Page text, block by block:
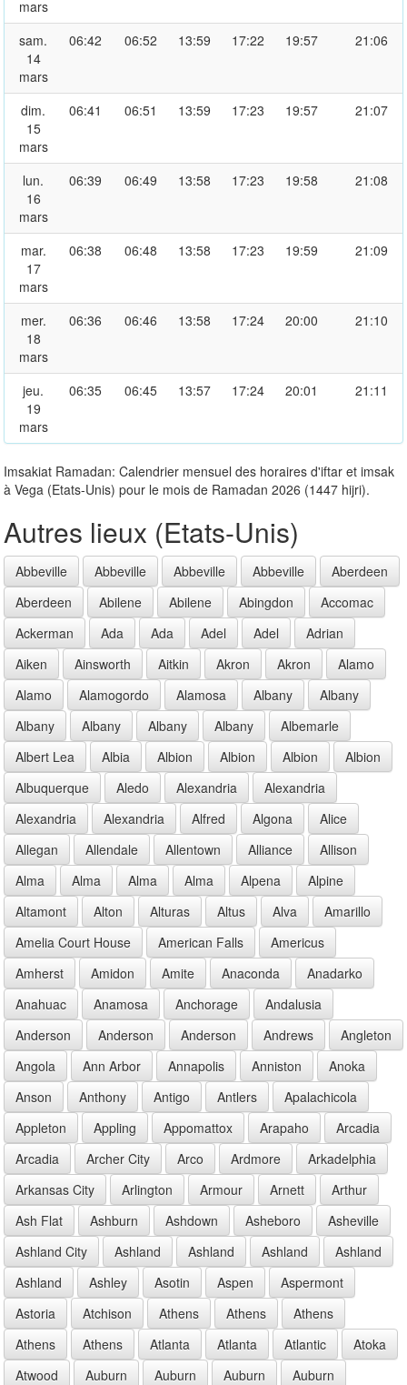
mars
sam.
14
mars
06:42 06:52 13:59 17:22 19:57 21:06
dim.
15
mars
06:41 06:51 13:59 17:23 19:57 21:07
lun.
16
mars
06:39 06:49 13:58 17:23 19:58 21:08
mar.
17
mars
06:38 06:48 13:58 17:23 19:59 21:09
mer.
18
mars
06:36 06:46 13:58 17:24 20:00 21:10
jeu.
19
mars
06:35 06:45 13:57 17:24 20:01 21:11
Imsakiat Ramadan: Calendrier mensuel des horaires d'iftar et imsak
à Vega (Etats-Unis) pour le mois de Ramadan 2026 (1447 hijri).
Autres lieux (Etats-Unis)
Abbeville Abbeville Abbeville Abbeville
Aberdeen
Aberdeen
Abilene Abilene Abingdon
Accomac
Ackerman
Ada Ada Adel Adel
Adrian
Aiken
Ainsworth Aitkin Akron Akron
Alamo
Alamo
Alamogordo Alamosa Albany
Albany
Albany
Albany Albany Albany
Albemarle
Albert Lea
Albia Albion Albion Albion
Albion
Albuquerque
Aledo Alexandria
Alexandria
Alexandria
Alexandria Alfred Algona
Alice
Allegan
Allendale Allentown Alliance
Allison
Alma
Alma Alma Alma Alpena
Alpine
Altamont
Alton Alturas Altus Alva
Amarillo
Amelia Court House
American Falls
Americus
Amherst
Amidon Amite Anaconda
Anadarko
Anahuac
Anamosa Anchorage
Andalusia
Anderson
Anderson Anderson Andrews
Angleton
Angola
Ann Arbor Annapolis Anniston
Anoka
Anson
Anthony Antigo Antlers
Apalachicola
Appleton
Appling Appomattox Arapaho
Arcadia
Arcadia
Archer City Arco Ardmore
Arkadelphia
Arkansas City
Arlington Armour Arnett
Arthur
Ash Flat
Ashburn Ashdown Asheboro
Asheville
Ashland City
Ashland Ashland Ashland
Ashland
Ashland
Ashley Asotin Aspen
Aspermont
Astoria
Atchison Athens Athens
Athens
Athens
Athens Atlanta Atlanta Atlantic
Atoka
Atwood
Auburn Auburn Auburn
Auburn